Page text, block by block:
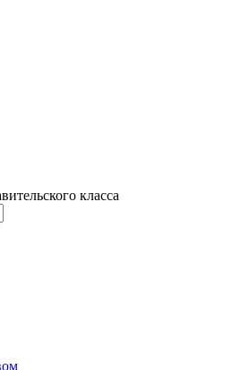
класса